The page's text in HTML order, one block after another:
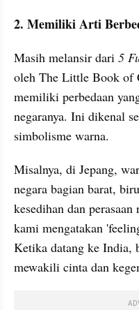
2. Memiliki Arti
Masih melansir dari 5
oleh The Little Book of
memiliki perbedaan
negaranya. Ini dikenal
simbolisme warna.
Misalnya, di Jepang,
negara bagian barat,
kesedihan dan
kami mengatakan
Ketika datang ke India,
mewakili cinta dan